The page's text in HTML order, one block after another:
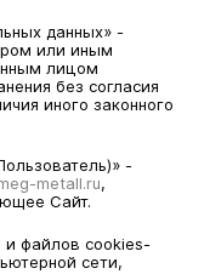
данных» -
или иным
лицом
без согласия
иного законного
-
metall.ru,
Сайт.
файлов cookies-
сети,